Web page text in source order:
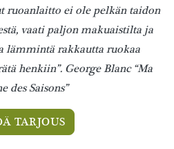
ruoanlaitto ei ole pelkän taidon
vaati paljon makuaistilta ja
lämmintä rakkautta ruokaa
henkiin”. George Blanc “Ma
des Saisons”
TARJOUS